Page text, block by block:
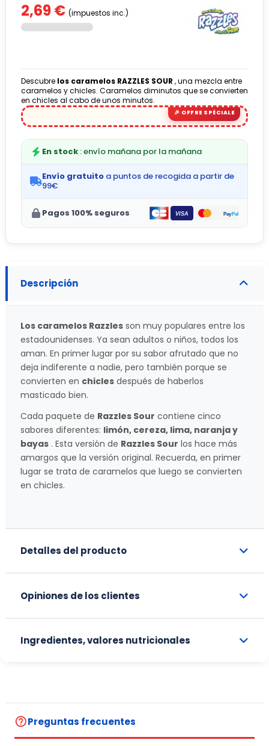
2,69 € (impuestos inc.)
Descubre los caramelos RAZZLES SOUR , una mezcla entre
caramelos y chicles. Caramelos diminutos que se convierten
en chicles al cabo de unos minutos.
En stock : envío mañana por la mañana
Envío gratuito a puntos de recogida a partir de
99€
Pagos 100% seguros
Descripción
Los caramelos Razzles son muy populares entre los
estadounidenses. Ya sean adultos o niños, todos los
aman. En primer lugar por su sabor afrutado que no
deja indiferente a nadie, pero también porque se
convierten en chicles después de haberlos
masticado bien.
Cada paquete de Razzles Sour contiene cinco
sabores diferentes: limón, cereza, lima, naranja y
bayas . Esta versión de Razzles Sour los hace más
amargos que la versión original. Recuerda, en primer
lugar se trata de caramelos que luego se convierten
en chicles.
Detalles del producto
Opiniones de los clientes
Ingredientes, valores nutricionales
help_outlinePreguntas frecuentes